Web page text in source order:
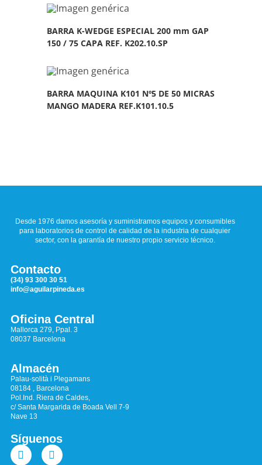
BARRA K-WEDGE ESPECIAL 200 mm GAP
150 / 75 CAPA REF. K202.10.SP
BARRA MAQUINA K101 Nº5 DE 50 MICRAS
MANGO MADERA REF.K101.10.5
Desde 1976 damos asesoría y suministramos equipos y consumibles
para laboratorios de control de calidad de la industria de cualquier
sector, con la garantía de nuestro propio servicio técnico.
Contacto
(34) 93 300 30 51
info@aguilarpineda.es
Oficina Central
Mallorca 279, Ppal. 3
08037 Barcelona
Almacén
Palau-solità i Plegamans
08184 , Barcelona
Pol.Ind. Riera de Caldes,
c/ Santa Margarida de Boada Vell 7-9
Nave 13
Síguenos